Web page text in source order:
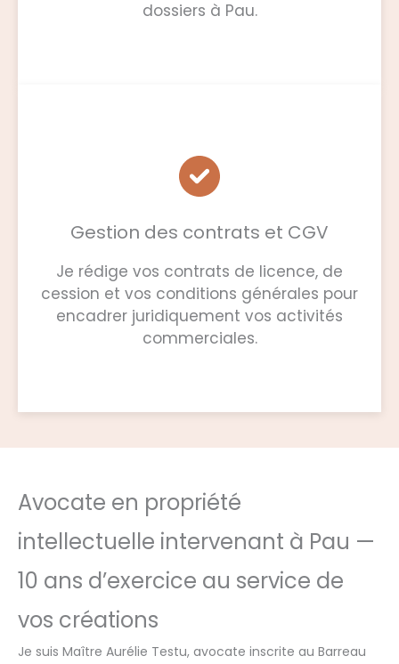
dossiers à Pau.
Gestion des contrats et CGV
Je rédige vos contrats de licence, de
cession et vos conditions générales pour
encadrer juridiquement vos activités
commerciales.
Avocate en propriété
intellectuelle intervenant à Pau —
10 ans d’exercice au service de
vos créations
Je suis Maître Aurélie Testu, avocate inscrite au Barreau